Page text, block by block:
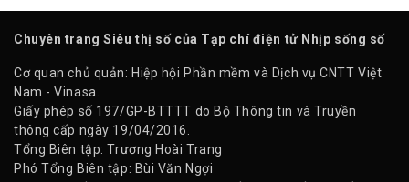
Chuyên trang Siêu thị số của Tạp chí điện tử Nhịp sống số
Cơ quan chủ quản: Hiệp hội Phần mềm và Dịch vụ CNTT Việt
Nam - Vinasa.
Giấy phép số 197/GP-BTTTT do Bộ Thông tin và Truyền
thông cấp ngày 19/04/2016.
Tổng Biên tập: Trương Hoài Trang
Phó Tổng Biên tập: Bùi Văn Ngợi